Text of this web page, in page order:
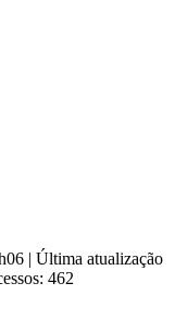
| Última atualização
462